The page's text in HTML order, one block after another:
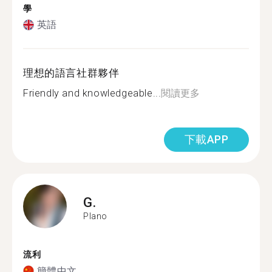
學
英語
理想的語言社群夥伴
Friendly and knowledgeable...閱讀更多
下載APP
G.
Plano
流利